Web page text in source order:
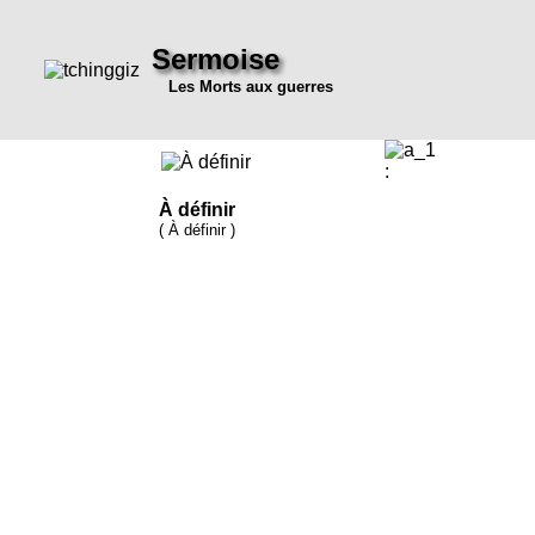
Sermoise
Les Morts aux guerres
À définir
( À définir )
: